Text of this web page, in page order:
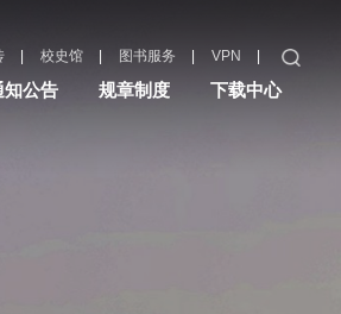
| 校史馆 | 图书服务 | VPN |
知公告 规章制度 下载中心